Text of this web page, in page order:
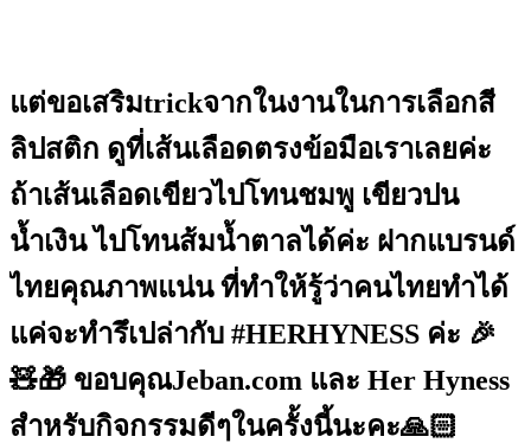
แต่ขอเสริมtrickจากในงานในการเลือกสี
ลิปสติก ดูที่เส้นเลือดตรงข้อมือเราเลยค่ะ
ถ้าเส้นเลือดเขียวไปโทนชมพู เขียวปน
น้ำเงิน ไปโทนส้มน้ำตาลได้ค่ะ ฝากแบรนด์
ไทยคุณภาพแน่น ที่ทำให้รู้ว่าคนไทยทำได้
แค่จะทำรึเปล่ากับ #HERHYNESS ค่ะ 🎉
🧸🎁 ขอบคุณJeban.com และ Her Hyness
สำหรับกิจกรรมดีๆในครั้งนี้นะคะ🙏🏻